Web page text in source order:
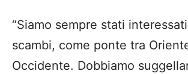
“Siamo sempre stati
scambi, come ponte tra
Occidente. Dobbiamo